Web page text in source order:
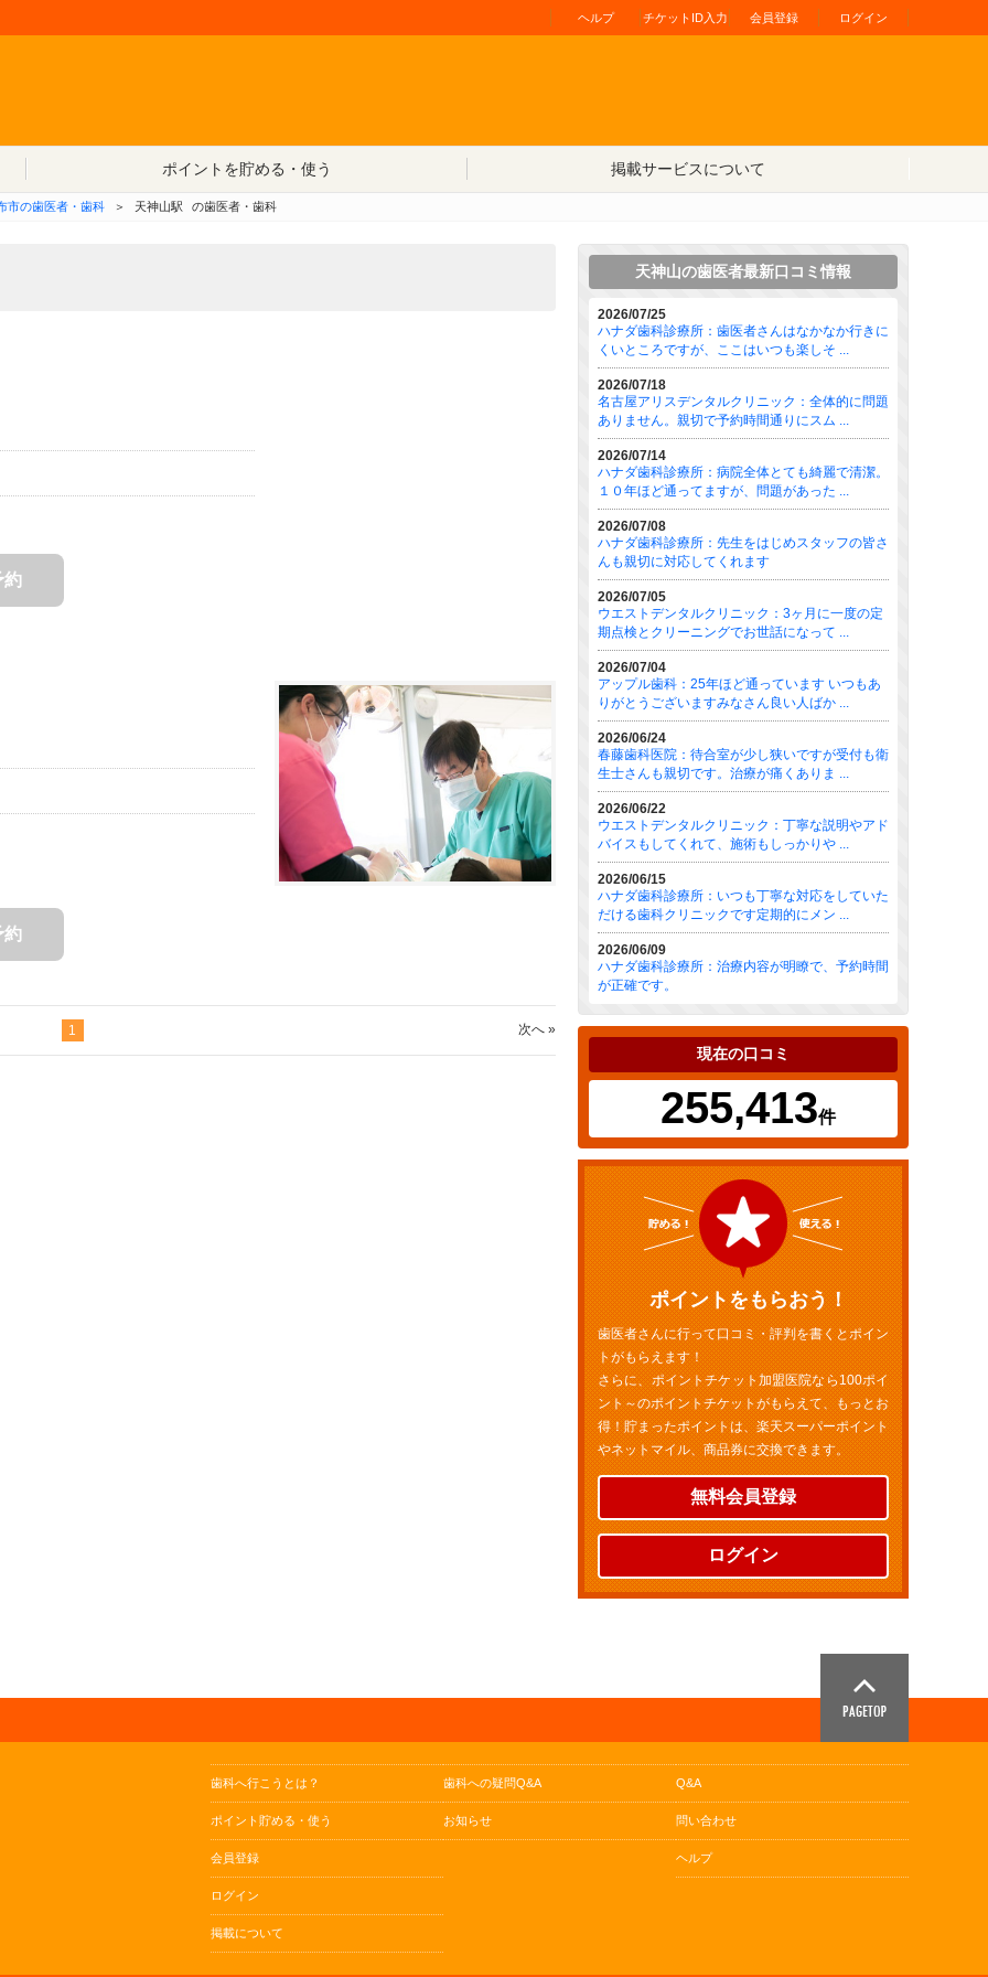
ヘルプ チケットID入力 会員登録 ログイン
ポイントを貯める・使う
掲載サービスについて
市の歯医者・歯科 ＞ 天神山駅 の歯医者・歯科
約
約
1 次へ »
天神山の歯医者最新口コミ情報
2026/07/25
ハナダ歯科診療所：歯医者さんはなかなか行きに
くいところですが、ここはいつも楽しそ ...
2026/07/18
名古屋アリスデンタルクリニック：全体的に問題
ありません。親切で予約時間通りにスム ...
2026/07/14
ハナダ歯科診療所：病院全体とても綺麗で清潔。
１０年ほど通ってますが、問題があった ...
2026/07/08
ハナダ歯科診療所：先生をはじめスタッフの皆さ
んも親切に対応してくれます
2026/07/05
ウエストデンタルクリニック：3ヶ月に一度の定
期点検とクリーニングでお世話になって ...
2026/07/04
アップル歯科：25年ほど通っています いつもあ
りがとうございますみなさん良い人ばか ...
2026/06/24
春藤歯科医院：待合室が少し狭いですが受付も衛
生士さんも親切です。治療が痛くありま ...
2026/06/22
ウエストデンタルクリニック：丁寧な説明やアド
バイスもしてくれて、施術もしっかりや ...
2026/06/15
ハナダ歯科診療所：いつも丁寧な対応をしていた
だける歯科クリニックです定期的にメン ...
2026/06/09
ハナダ歯科診療所：治療内容が明瞭で、予約時間
が正確です。
現在の口コミ
255,413件
ポイントをもらおう！
歯医者さんに行って口コミ・評判を書くとポイン
トがもらえます！
さらに、ポイントチケット加盟医院なら100ポイ
ント～のポイントチケットがもらえて、もっとお
得！貯まったポイントは、楽天スーパーポイント
やネットマイル、商品券に交換できます。
無料会員登録
ログイン
歯科へ行こうとは？
ポイント貯める・使う
会員登録
ログイン
掲載について
歯科への疑問Q&A
お知らせ
Q&A
問い合わせ
ヘルプ